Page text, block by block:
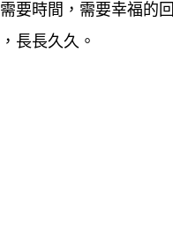
要時間，需要幸福的回
長長久久。